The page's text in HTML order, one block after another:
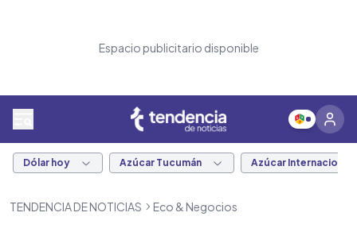
Espacio publicitario disponible
Dólar hoy Azúcar Tucumán Azúcar Internacional
TENDENCIA DE NOTICIAS Eco & Negocios